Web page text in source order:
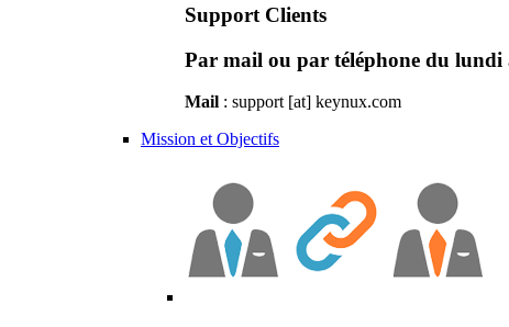
Support Clients
Par mail ou par téléphone du lundi
Mail : support [at] keynux.com
Mission et Objectifs